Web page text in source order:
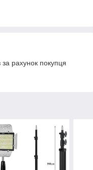
рахунок покупця